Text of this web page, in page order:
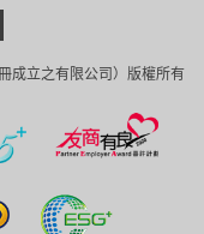
成立之有限公司）版權所有